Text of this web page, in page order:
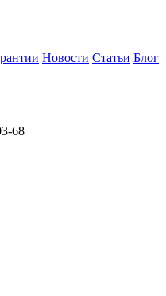
Новости Статьи Блог
68